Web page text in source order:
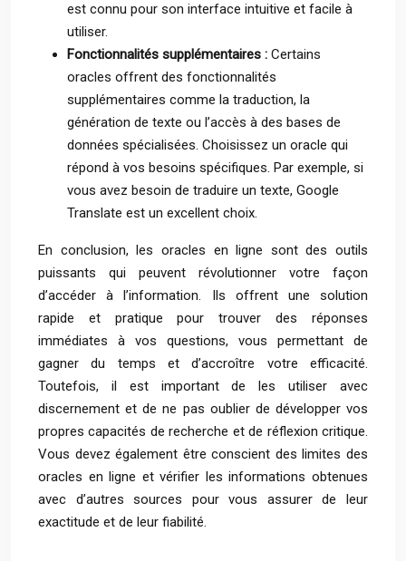
est connu pour son interface intuitive et facile à
utiliser.
Fonctionnalités supplémentaires : Certains
oracles offrent des fonctionnalités
supplémentaires comme la traduction, la
génération de texte ou l’accès à des bases de
données spécialisées. Choisissez un oracle qui
répond à vos besoins spécifiques. Par exemple, si
vous avez besoin de traduire un texte, Google
Translate est un excellent choix.
En conclusion, les oracles en ligne sont des outils
puissants qui peuvent révolutionner votre façon
d’accéder à l’information. Ils offrent une solution
rapide et pratique pour trouver des réponses
immédiates à vos questions, vous permettant de
gagner du temps et d’accroître votre efficacité.
Toutefois, il est important de les utiliser avec
discernement et de ne pas oublier de développer vos
propres capacités de recherche et de réflexion critique.
Vous devez également être conscient des limites des
oracles en ligne et vérifier les informations obtenues
avec d’autres sources pour vous assurer de leur
exactitude et de leur fiabilité.